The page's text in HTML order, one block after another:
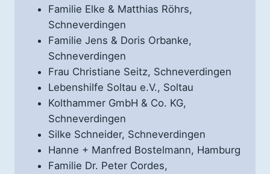
Familie Elke & Matthias Röhrs,
Schneverdingen
Familie Jens & Doris Orbanke,
Schneverdingen
Frau Christiane Seitz, Schneverdingen
Lebenshilfe Soltau e.V., Soltau
Kolthammer GmbH & Co. KG,
Schneverdingen
Silke Schneider, Schneverdingen
Hanne + Manfred Bostelmann, Hamburg
Familie Dr. Peter Cordes,